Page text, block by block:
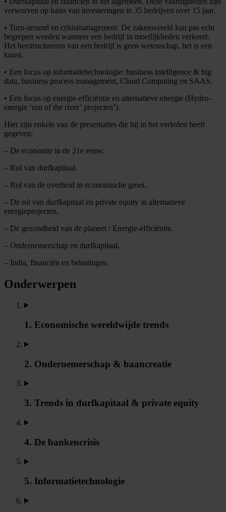
verworven op basis van investeringen in 35 bedrijven over 15 jaar.
• Turn-around en crisismanagement. De zakenwereld kan pas echt
begrepen worden wanneer een bedrijf in moeilijkheden verkeert.
Het herstructureren van een bedrijf is geen wetenschap, het is een
kunst.
• Een focus op informatietechnologie: business intelligence & big
data, business process management, Cloud Computing en SAAS.
• Een focus op energie-efficiëntie en alternatieve energie (Hydro-
energie ‘run of the river’ projecten’).
Hier zijn enkele van de presentaties die hij in het verleden heeft
gegeven:
– De economie in de 21e eeuw.
– Rol van durfkapitaal.
– Rol van de overheid in economische groei.
– De rol van durfkapitaal en private equity in alternatieve
energieprojecten.
– De gezondheid van de planeet / Energie-efficiëntie.
– Ondernemerschap en durfkapitaal.
– India, financiën en belastingen.
Onderwerpen
1. Economische wereldwijde trends
2. Ondernemerschap & baancreatie
3. Trends in durfkapitaal & private equity
4. De bankencrisis
5. Informatietechnologie